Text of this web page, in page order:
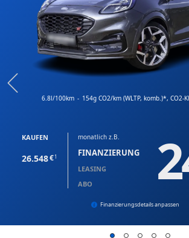
6.8l/100km - 154g CO2/km (WLTP, komb.)*, CO2-
monatlich z.B.
FINANZIERUNG
LEASING
ABO
KAUFEN
26.548 1
Finanzierungsdetails anpassen